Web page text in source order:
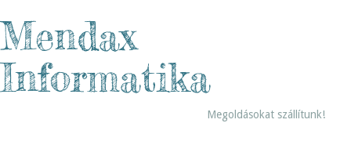
Mendax
Informatika
Megoldásokat szállítunk!